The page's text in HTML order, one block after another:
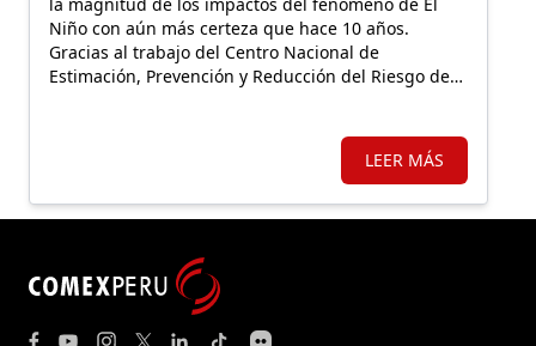
Niño con aún más certeza que hace 10 años.
Gracias al trabajo del Centro Nacional de
Estimación, Prevención y Reducción del Riesgo de
masa, así como la población e infraestructura
LEER MÁS